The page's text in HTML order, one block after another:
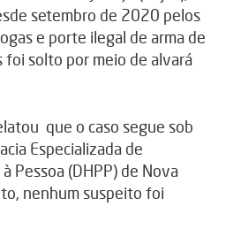
setembro de 2020 pelos
e porte ilegal de arma de
foi solto por meio de alvará
que o caso segue sob
Especializada de
Pessoa (DHPP) de Nova
nenhum suspeito foi